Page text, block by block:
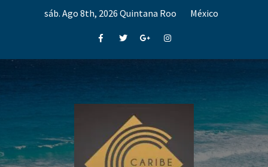
sáb. Ago 8th, 2026 Quintana Roo México
FacebookTwitterGoogle+Instagram